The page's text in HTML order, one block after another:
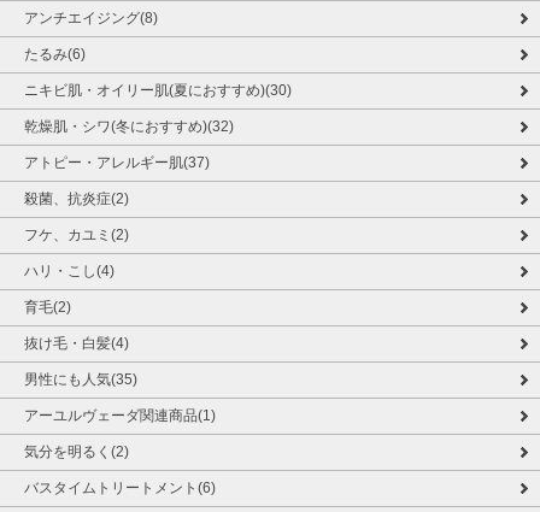
アンチエイジング(8)
たるみ(6)
ニキビ肌・オイリー肌(夏におすすめ)(30)
乾燥肌・シワ(冬におすすめ)(32)
アトピー・アレルギー肌(37)
殺菌、抗炎症(2)
フケ、カユミ(2)
ハリ・こし(4)
育毛(2)
抜け毛・白髪(4)
男性にも人気(35)
アーユルヴェーダ関連商品(1)
気分を明るく(2)
バスタイムトリートメント(6)